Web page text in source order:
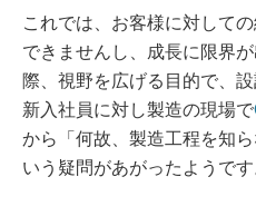
これでは、お客様に対して
できませんし、成長に限界
際、視野を広げる目的で、
新入社員に対し製造の現場で
から「何故、製造工程を知
いう疑問があがったようです